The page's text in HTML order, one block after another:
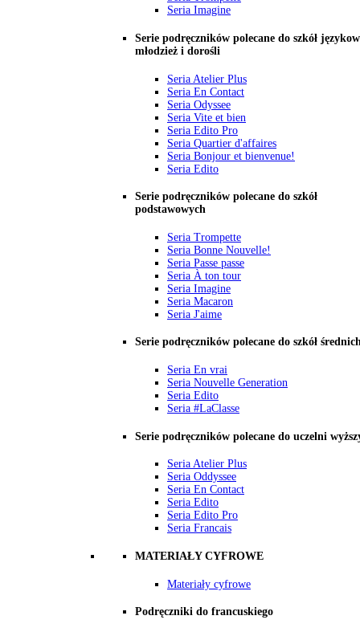
Seria Imagine
Serie podręczników polecane do szkół
młodzież i dorośli
Seria Atelier Plus
Seria En Contact
Seria Odyssee
Seria Vite et bien
Seria Edito Pro
Seria Quartier d'affaires
Seria Bonjour et bienvenue!
Seria Edito
Serie podręczników polecane do szkół
podstawowych
Seria Trompette
Seria Bonne Nouvelle!
Seria Passe passe
Seria À ton tour
Seria Imagine
Seria Macaron
Seria J'aime
Serie podręczników polecane do szkół
Seria En vrai
Seria Nouvelle Generation
Seria Edito
Seria #LaClasse
Serie podręczników polecane do uczelni
Seria Atelier Plus
Seria Oddyssee
Seria En Contact
Seria Edito
Seria Edito Pro
Seria Francais
MATERIAŁY CYFROWE
Materiały cyfrowe
Podręczniki do francuskiego